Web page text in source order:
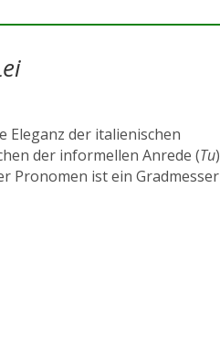
Eleganz der italienischen
der informellen Anrede (Tu)
Pronomen ist ein Gradmesser